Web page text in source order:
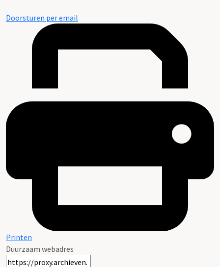
Doorsturen per email
Printen
Duurzaam webadres